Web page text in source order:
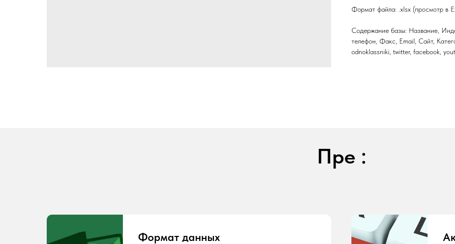
Формат файла: .xlsx (просмотр в
Содержание базы: Название,
телефон, Факс, Email, Сайт,
odnoklassniki, twitter, facebook,
Пре :
Формат данных